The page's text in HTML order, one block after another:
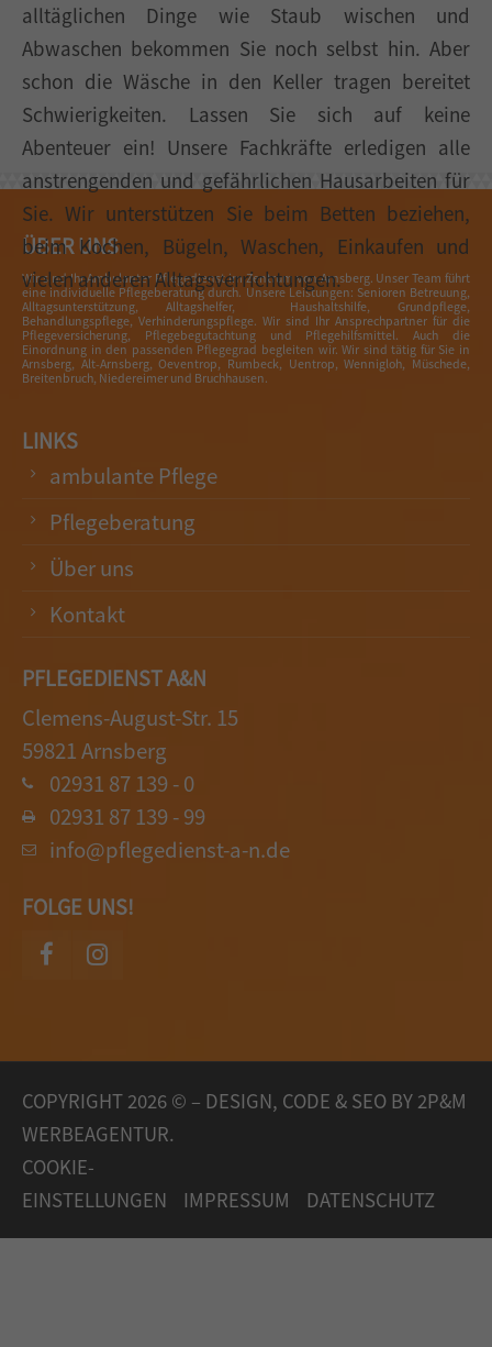
alltäglichen Dinge wie Staub wischen und
Abwaschen bekommen Sie noch selbst hin. Aber
schon die Wäsche in den Keller tragen bereitet
Schwierigkeiten. Lassen Sie sich auf keine
Abenteuer ein! Unsere Fachkräfte erledigen alle
anstrengenden und gefährlichen Hausarbeiten für
Sie. Wir unterstützen Sie beim Betten beziehen,
beim Kochen, Bügeln, Waschen, Einkaufen und
vielen anderen Alltagsverrichtungen.
ÜBER UNS
Wir sind Ihr Ambulanter Pflegedienst im Zentrum von Arnsberg. Unser Team führt
eine individuelle Pflegeberatung durch. Unsere Leistungen: Senioren Betreuung,
Alltagsunterstützung, Alltagshelfer, Haushaltshilfe, Grundpflege,
Behandlungspflege, Verhinderungspflege. Wir sind Ihr Ansprechpartner für die
Pflegeversicherung, Pflegebegutachtung und Pflegehilfsmittel. Auch die
Einordnung in den passenden Pflegegrad begleiten wir. Wir sind tätig für Sie in
Arnsberg, Alt-Arnsberg, Oeventrop, Rumbeck, Uentrop, Wennigloh, Müschede,
Breitenbruch, Niedereimer und Bruchhausen.
LINKS
ambulante Pflege
Pflegeberatung
Über uns
Kontakt
PFLEGEDIENST A&N
Clemens-August-Str. 15
59821 Arnsberg
02931 87 139 - 0
02931 87 139 - 99
info@pflegedienst-a-n.de
FOLGE UNS!
COPYRIGHT 2026 © – DESIGN, CODE & SEO BY 2P&M
WERBEAGENTUR.
COOKIE-
EINSTELLUNGEN
IMPRESSUM DATENSCHUTZ